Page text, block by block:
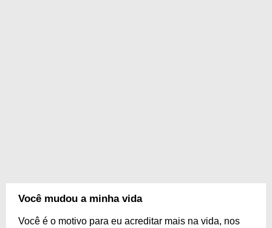
Você mudou a minha vida
Você é o motivo para eu acreditar mais na vida, nos